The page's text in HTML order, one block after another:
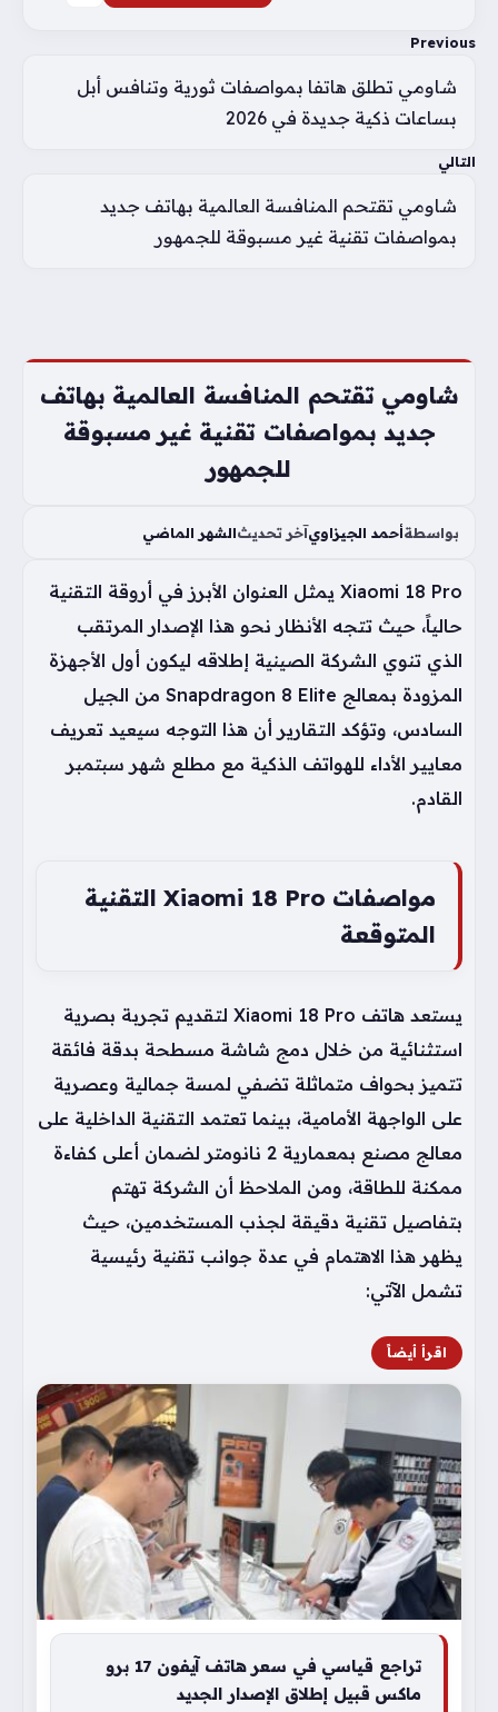
Previous
شاومي تطلق هاتفا بمواصفات ثورية وتنافس أبل
بساعات ذكية جديدة في 2026
التالي
شاومي تقتحم المنافسة العالمية بهاتف جديد
بمواصفات تقنية غير مسبوقة للجمهور
شاومي تقتحم المنافسة العالمية بهاتف
جديد بمواصفات تقنية غير مسبوقة
للجمهور
بواسطةأحمد الجيزاويآخر تحديثالشهر الماضي
Xiaomi 18 Pro يمثل العنوان الأبرز في أروقة التقنية
حالياً، حيث تتجه الأنظار نحو هذا الإصدار المرتقب
الذي تنوي الشركة الصينية إطلاقه ليكون أول الأجهزة
المزودة بمعالج Snapdragon 8 Elite من الجيل
السادس، وتؤكد التقارير أن هذا التوجه سيعيد تعريف
معايير الأداء للهواتف الذكية مع مطلع شهر سبتمبر
القادم.
مواصفات Xiaomi 18 Pro التقنية
المتوقعة
يستعد هاتف Xiaomi 18 Pro لتقديم تجربة بصرية
استثنائية من خلال دمج شاشة مسطحة بدقة فائقة
تتميز بحواف متماثلة تضفي لمسة جمالية وعصرية
على الواجهة الأمامية، بينما تعتمد التقنية الداخلية على
معالج مصنع بمعمارية 2 نانومتر لضمان أعلى كفاءة
ممكنة للطاقة، ومن الملاحظ أن الشركة تهتم
بتفاصيل تقنية دقيقة لجذب المستخدمين، حيث
يظهر هذا الاهتمام في عدة جوانب تقنية رئيسية
تشمل الآتي:
اقرأ أيضاً
تراجع قياسي في سعر هاتف آيفون 17 برو
ماكس قبيل إطلاق الإصدار الجديد